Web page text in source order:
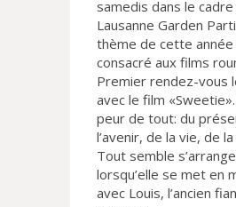
samedis dans le
Lausanne Garden
thème de cette
consacré aux films
Premier rendez-vous
avec le film
peur de tout: du
l’avenir, de la vie, de
Tout semble
lorsqu’elle se met en
avec Louis, l’ancien